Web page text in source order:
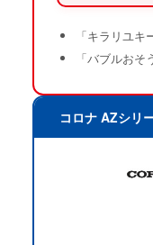
「キラリユ
「バブルお
コロナ AZシリ